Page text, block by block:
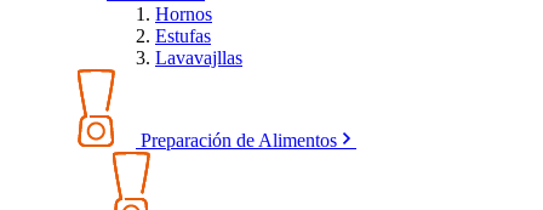
Hornos
Estufas
Lavavajllas
Preparación de Alimentos